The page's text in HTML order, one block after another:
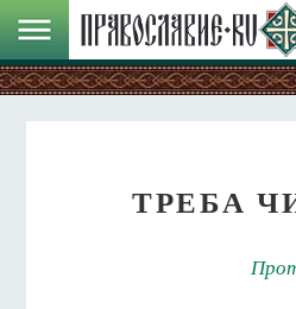
ТРЕБА